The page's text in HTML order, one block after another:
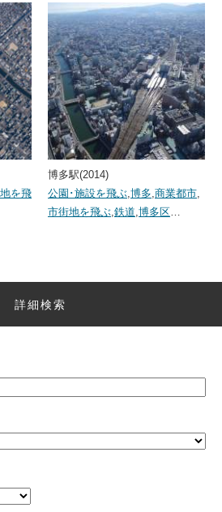
を飛
博多駅(2014)
公園･施設を飛ぶ,博多,商業都市,
市街地を飛ぶ,鉄道,博多区…
詳細検索